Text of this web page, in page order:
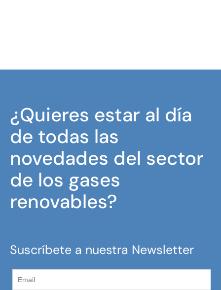
¿Quieres estar al día
de todas las
novedades del sector
de los gases
renovables?
Suscríbete a nuestra Newsletter